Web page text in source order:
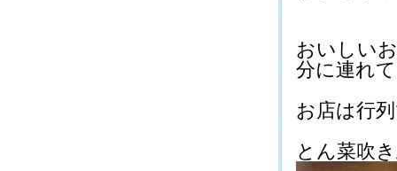
おいしい
分に連れ
お店は行
とん菜吹